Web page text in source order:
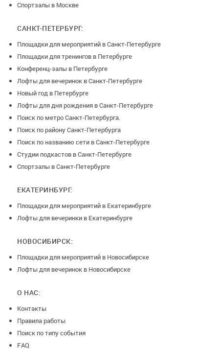
Спортзалы в Москве
САНКТ-ПЕТЕРБУРГ:
Площадки для мероприятий в Санкт-Петербурге
Площадки для тренингов в Петербурге
Конференц-залы в Петербурге
Лофты для вечеринок в Санкт-Петербурге
Новый год в Петербурге
Лофты для дня рождения в Санкт-Петербурге
Поиск по метро Санкт-Петербурга.
Поиск по району Санкт-Петербурга
Поиск по названию сети в Санкт-Петербурге
Студии подкастов в Санкт-Петербурге
Спортзалы в Санкт-Петербурге
ЕКАТЕРИНБУРГ:
Площадки для мероприятий в Екатеринбурге
Лофты для вечеринки в Екатеринбурге
НОВОСИБИРСК:
Площадки для мероприятий в Новосибирске
Лофты для вечеринок в Новосибирске
О НАС:
Контакты
Правила работы
Поиск по типу события
FAQ